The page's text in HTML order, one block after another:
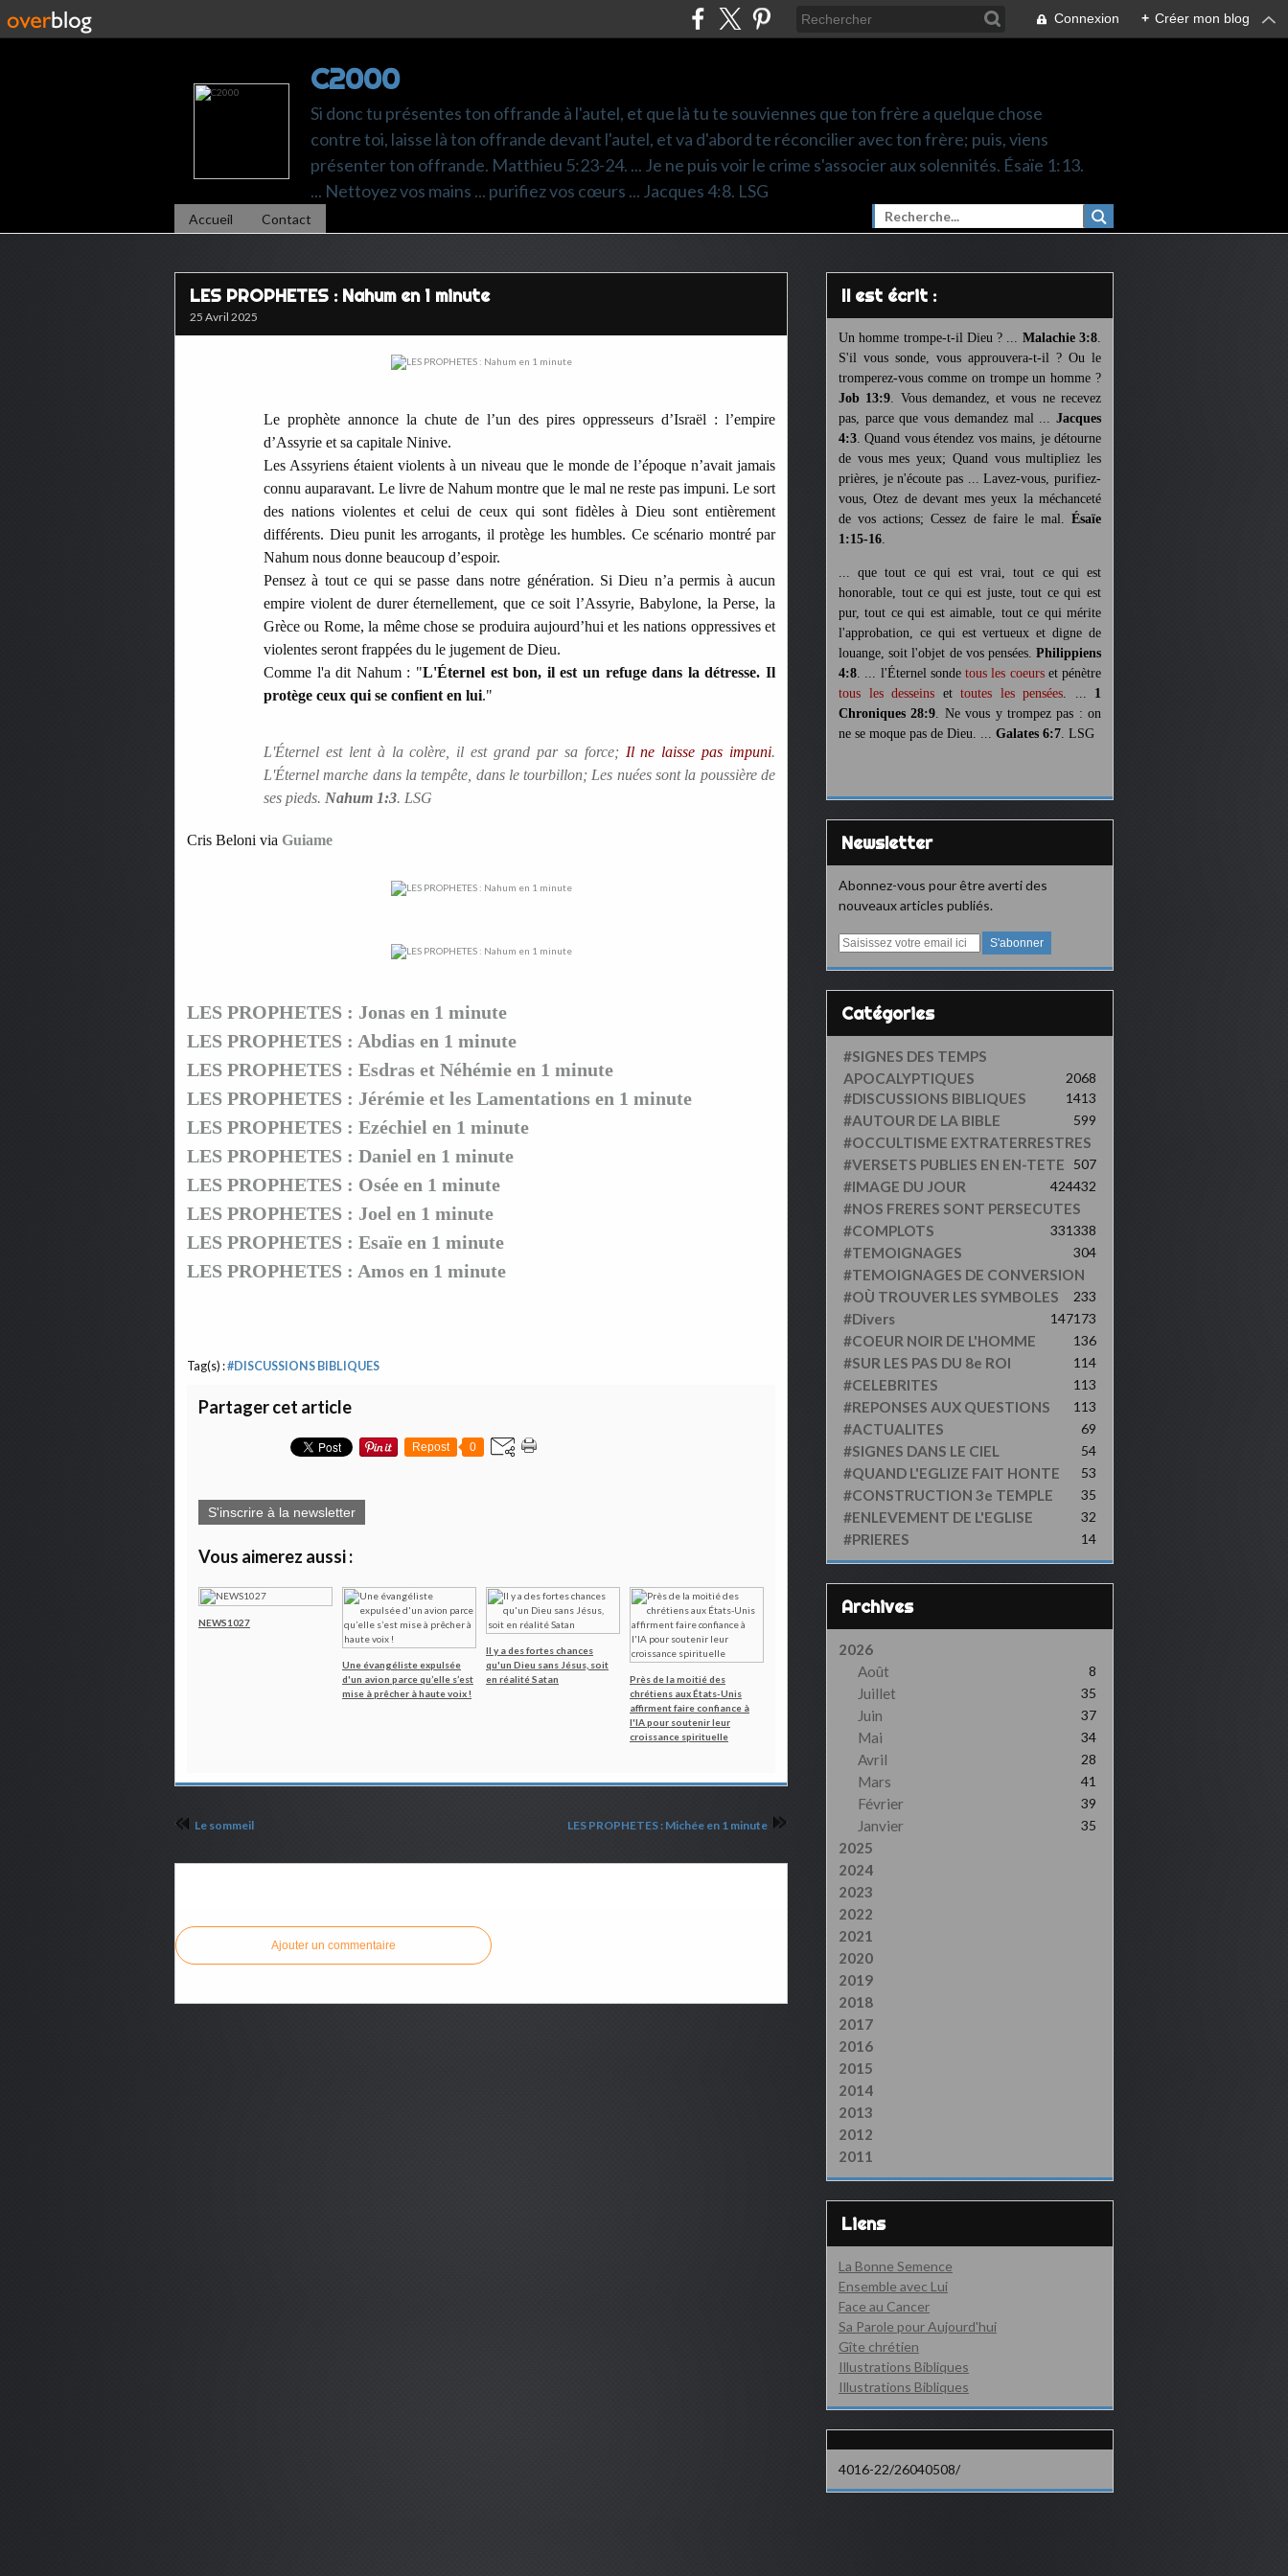
Connexion + Créer mon blog
C2000
Si donc tu présentes ton offrande à l'autel, et que là tu te souviennes que ton frère a quelque chose
contre toi, laisse là ton offrande devant l'autel, et va d'abord te réconcilier avec ton frère; puis, viens
présenter ton offrande. Matthieu 5:23-24. ... Je ne puis voir le crime s'associer aux solennités. Ésaïe 1:13.
... Nettoyez vos mains ... purifiez vos cœurs ... Jacques 4:8. LSG
Accueil Contact
LES PROPHETES : Nahum en 1 minute
25 Avril 2025
Le prophète annonce la chute de l’un des pires oppresseurs d’Israël : l’empire
d’Assyrie et sa capitale Ninive.
Les Assyriens étaient violents à un niveau que le monde de l’époque n’avait jamais
connu auparavant. Le livre de Nahum montre que le mal ne reste pas impuni. Le sort
des nations violentes et celui de ceux qui sont fidèles à Dieu sont entièrement
différents. Dieu punit les arrogants, il protège les humbles. Ce scénario montré par
Nahum nous donne beaucoup d’espoir.
Pensez à tout ce qui se passe dans notre génération. Si Dieu n’a permis à aucun
empire violent de durer éternellement, que ce soit l’Assyrie, Babylone, la Perse, la
Grèce ou Rome, la même chose se produira aujourd’hui et les nations oppressives et
violentes seront frappées du le jugement de Dieu.
Comme l'a dit Nahum : "L'Éternel est bon, il est un refuge dans la détresse. Il
protège ceux qui se confient en lui."
L'Éternel est lent à la colère, il est grand par sa force; Il ne laisse pas impuni.
L'Éternel marche dans la tempête, dans le tourbillon; Les nuées sont la poussière de
ses pieds. Nahum 1:3. LSG
Cris Beloni via Guiame
LES PROPHETES : Jonas en 1 minute
LES PROPHETES : Abdias en 1 minute
LES PROPHETES : Esdras et Néhémie en 1 minute
LES PROPHETES : Jérémie et les Lamentations en 1 minute
LES PROPHETES : Ezéchiel en 1 minute
LES PROPHETES : Daniel en 1 minute
LES PROPHETES : Osée en 1 minute
LES PROPHETES : Joel en 1 minute
LES PROPHETES : Esaïe en 1 minute
LES PROPHETES : Amos en 1 minute
Tag(s) :#DISCUSSIONS BIBLIQUES
Partager cet article
Repost 0
S'inscrire à la newsletter
Vous aimerez aussi :
NEWS1027
Une évangéliste expulsée
d'un avion parce qu’elle s’est
mise à prêcher à haute voix !
Il y a des fortes chances
qu'un Dieu sans Jésus, soit
en réalité Satan
Près de la moitié des
chrétiens aux États-Unis
affirment faire confiance à
l'IA pour soutenir leur
croissance spirituelle
Le sommeil LES PROPHETES : Michée en 1 minute
Ajouter un commentaire
Il est écrit :
Un homme trompe-t-il Dieu ? ... Malachie 3:8.
S'il vous sonde, vous approuvera-t-il ? Ou le
tromperez-vous comme on trompe un homme ?
Job 13:9. Vous demandez, et vous ne recevez
pas, parce que vous demandez mal ... Jacques
4:3. Quand vous étendez vos mains, je détourne
de vous mes yeux; Quand vous multipliez les
prières, je n'écoute pas ... Lavez-vous, purifiez-
vous, Otez de devant mes yeux la méchanceté
de vos actions; Cessez de faire le mal. Ésaïe
1:15-16.
... que tout ce qui est vrai, tout ce qui est
honorable, tout ce qui est juste, tout ce qui est
pur, tout ce qui est aimable, tout ce qui mérite
l'approbation, ce qui est vertueux et digne de
louange, soit l'objet de vos pensées. Philippiens
4:8. ... l'Éternel sonde tous les coeurset pénètre
tous les desseins et toutes les pensées. ... 1
Chroniques 28:9. Ne vous y trompez pas : on
ne se moque pas de Dieu. ... Galates 6:7. LSG
Newsletter
Abonnez-vous pour être averti des
nouveaux articles publiés.
E
a
i
Catégories
#SIGNES DES TEMPS
APOCALYPTIQUES 2068
#DISCUSSIONS BIBLIQUES 1413
#AUTOUR DE LA BIBLE 599
#OCCULTISME EXTRATERRESTRES
507
#VERSETS PUBLIES EN EN-TETE
432
#IMAGE DU JOUR 424
#NOS FRERES SONT PERSECUTES
338
#COMPLOTS 331
#TEMOIGNAGES 304
#TEMOIGNAGES DE CONVERSION
233
#OÙ TROUVER LES SYMBOLES
173
#Divers 147
#COEUR NOIR DE L'HOMME 136
#SUR LES PAS DU 8e ROI 114
#CELEBRITES 113
#REPONSES AUX QUESTIONS 113
#ACTUALITES 69
#SIGNES DANS LE CIEL 54
#QUAND L'EGLIZE FAIT HONTE 53
#CONSTRUCTION 3e TEMPLE 35
#ENLEVEMENT DE L'EGLISE 32
#PRIERES 14
Archives
2026
Août
8
Juillet 35
Juin 37
Mai 34
Avril 28
Mars 41
Février 39
Janvier 35
2025
2024
2023
2022
2021
2020
2019
2018
2017
2016
2015
2014
2013
2012
2011
Liens
La Bonne Semence
Ensemble avec Lui
Face au Cancer
Sa Parole pour Aujourd'hui
Gîte chrétien
Illustrations Bibliques
Illustrations Bibliques
4016-22/26040508/